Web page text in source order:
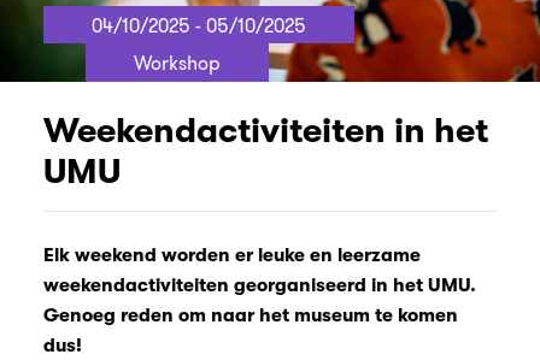
04/10/2025 - 05/10/2025
Workshop
Weekendactiviteiten in het
UMU
Elk weekend worden er leuke en leerzame
weekendactiviteiten georganiseerd in het UMU.
Genoeg reden om naar het museum te komen
dus!